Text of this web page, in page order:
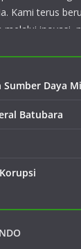
Tama
Tama (TRUST)
bisnis jasa
Daya
Batubara